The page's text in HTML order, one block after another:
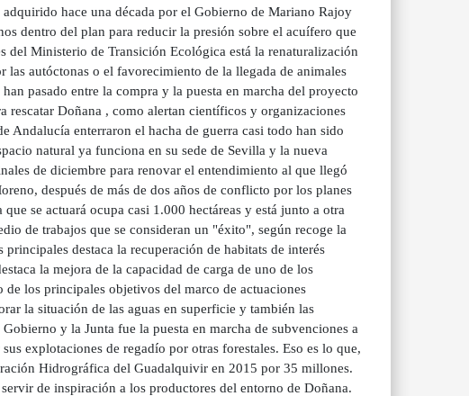
hace una década por el Gobierno de Mariano Rajoy
dentro del plan para reducir la presión sobre el acuífero que
del Ministerio de Transición Ecológica está la renaturalización
autóctonas o el favorecimiento de la llegada de animales
pasado entre la compra y la puesta en marcha del proyecto
rescatar Doñana , como alertan científicos y organizaciones
Andalucía enterraron el hacha de guerra casi todo han sido
natural ya funciona en su sede de Sevilla y la nueva
de diciembre para renovar el entendimiento al que llegó
después de más de dos años de conflicto por los planes
se actuará ocupa casi 1.000 hectáreas y está junto a otra
de trabajos que se consideran un "éxito", según recoge la
destaca la recuperación de habitats de interés
la mejora de la capacidad de carga de uno de los
los principales objetivos del marco de actuaciones
la situación de las aguas en superficie y también las
y la Junta fue la puesta en marcha de subvenciones a
explotaciones de regadío por otras forestales. Eso es lo que,
Hidrográfica del Guadalquivir en 2015 por 35 millones.
de inspiración a los productores del entorno de Doñana.